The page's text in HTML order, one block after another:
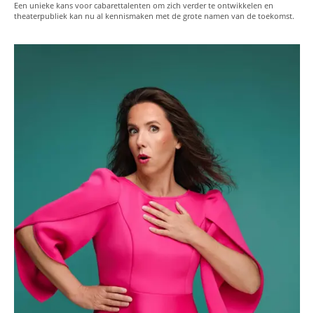
Een unieke kans voor cabarettalenten om zich verder te ontwikkelen en
theaterpubliek kan nu al kennismaken met de grote namen van de toekomst.